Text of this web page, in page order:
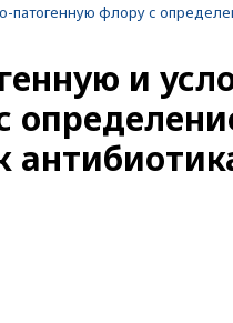
патогенную флору с
и